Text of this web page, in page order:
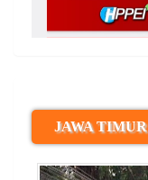
JAWA TIMUR